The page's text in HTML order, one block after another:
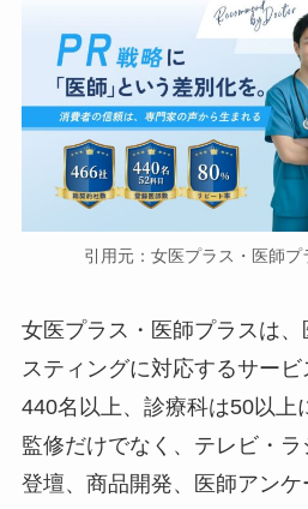
引用元：女医プラス・医師プ
女医プラス・医師プラスは
スティングに対応するサー
440名以上、診療科は50以上
監修だけでなく、テレビ・
登壇、商品開発、医師アン